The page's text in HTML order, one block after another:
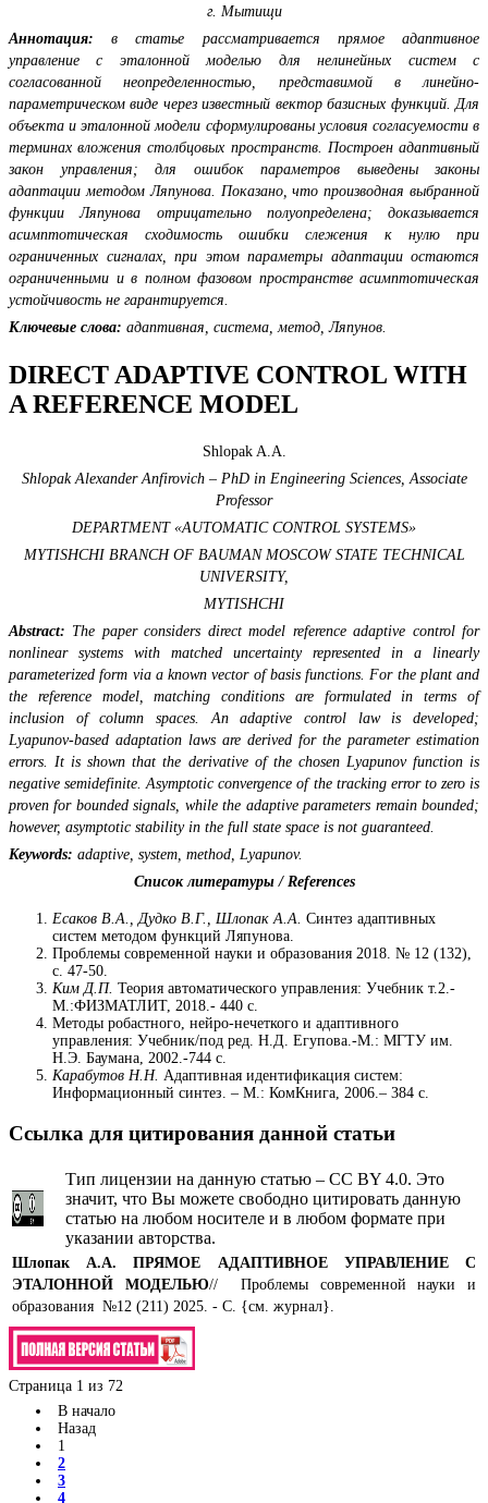
г. Мытищи
Аннотация:в статье рассматривается прямое адаптивное
управление с эталонной моделью для нелинейных систем с
согласованной неопределенностью, представимой в линейно-
параметрическом виде через известный вектор базисных функций. Для
объекта и эталонной модели сформулированы условия согласуемости в
терминах вложения столбцовых пространств. Построен адаптивный
закон управления; для ошибок параметров выведены законы
адаптации методом Ляпунова. Показано, что производная выбранной
функции Ляпунова отрицательно полуопределена; доказывается
асимптотическая сходимость ошибки слежения к нулю при
ограниченных сигналах, при этом параметры адаптации остаются
ограниченными и в полном фазовом пространстве асимптотическая
устойчивость не гарантируется.
Ключевые слова: адаптивная , система, метод, Ляпунов.
DIRECT ADAPTIVE CONTROL WITH
A REFERENCE MODEL
Shlopak A.A.
Shlopak Alexander Anfirovich – PhD in Engineering Sciences, Associate
Professor
DEPARTMENT «AUTOMATIC CONTROL SYSTEMS»
MYTISHCHI BRANCH OF BAUMAN MOSCOW STATE TECHNICAL
UNIVERSITY,
MYTISHCHI
Abstract: The paper considers direct model reference adaptive control for
nonlinear systems with matched uncertainty represented in a linearly
parameterized form via a known vector of basis functions. For the plant and
the reference model, matching conditions are formulated in terms of
inclusion of column spaces. An adaptive control law is developed;
Lyapunov-based adaptation laws are derived for the parameter estimation
errors. It is shown that the derivative of the chosen Lyapunov function is
negative semidefinite. Asymptotic convergence of the tracking error to zero is
proven for bounded signals, while the adaptive parameters remain bounded;
however, asymptotic stability in the full state space is not guaranteed.
Keywords: adaptive, system, method, Lyapunov.
Список литературы / References
Есаков В.А., Дудко В.Г., Шлопак А.А. Синтез адаптивных
систем методом функций Ляпунова.
Проблемы современной науки и образования 2018. № 12 (132),
с. 47-50.
Ким Д.П. Теория автоматического управления: Учебник т.2.-
М.:ФИЗМАТЛИТ, 2018.- 440 с.
Методы робастного, нейро-нечеткого и адаптивного
управления: Учебник/под ред. Н.Д. Егупова.-М.: МГТУ им.
Н.Э. Баумана, 2002.-744 с.
Карабутов Н.Н. Адаптивная идентификация систем:
Информационный синтез. – М.: КомКнига, 2006.– 384 с.
Ссылка для цитирования данной статьи
Тип лицензии на данную статью – CC BY 4.0. Это
значит, что Вы можете свободно цитировать данную
статью на любом носителе и в любом формате при
указании авторства.
Шлопак А.А.
ПРЯМОЕ АДАПТИВНОЕ УПРАВЛЕНИЕ С
ЭТАЛОННОЙ МОДЕЛЬЮ// Проблемы современной науки и
образования №12 (211) 2025. - С. {см. журнал}.
Страница 1 из 72
В начало
Назад
1
2
3
4